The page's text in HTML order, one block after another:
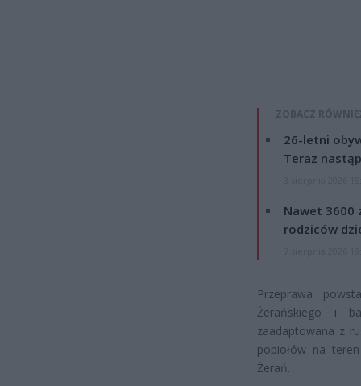
ZOBACZ
26-letni
Teraz
Nawet 3600
rodziców
Przeprawa
Żerańskiego i
zaadaptowana z
popiołów na
Żerań.